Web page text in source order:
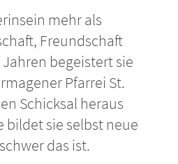
mehr als
Freundschaft
begeistert sie
Pfarrei St.
Schicksal heraus
bildet sie selbst neue
das ist.